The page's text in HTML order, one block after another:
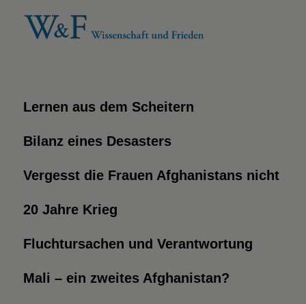
Lernen aus dem Scheitern
Bilanz eines Desasters
Vergesst die Frauen Afghanistans nicht
20 Jahre Krieg
Fluchtursachen und Verantwortung
Mali – ein zweites Afghanistan?